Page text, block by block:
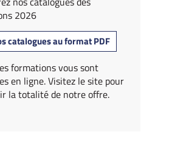
2026
catalogues au format PDF
formations vous sont
en ligne. Visitez le site pour
la totalité de notre offre.